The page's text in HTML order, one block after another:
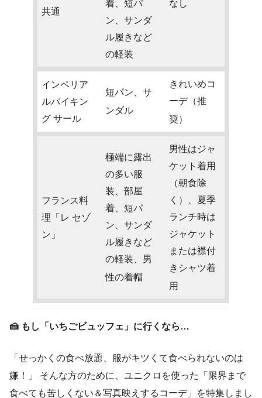
共通
着、短パ
ン、サンダ
ル履きなど
の軽装
なし
インペリア
ルバイキン
グ サール
短パン、サ
ンダル
きれいめコ
ーデ（推
奨）
フランス料
理「レ セゾ
ン」
極端に露出
の多い服
装、部屋
着、短パ
ン、サンダ
ル履きなど
の軽装、男
性の着帽
男性はジャ
ケット着用
（朝食除
く）、夏季
ランチ時は
ジャケット
または襟付
きシャツ着
用
🍰 もし「いちごビュッフェ」に行くなら…
「せっかくの食べ放題、服がキツくて食べられないのは
嫌！」 そんな方のために、ユニクロを使った「限界まで
食べても苦しくない＆写真映えするコーデ」を特集しまし